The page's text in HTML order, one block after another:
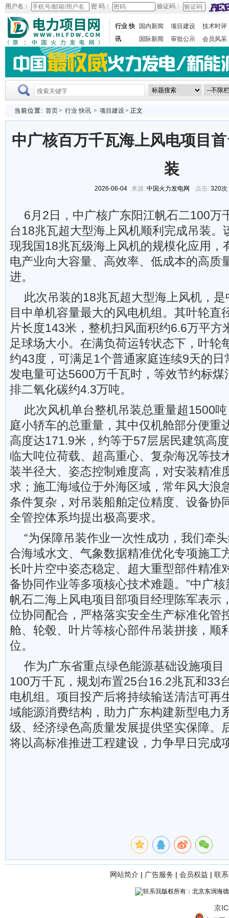
用户名： 密 码： 验证码：
行业 快
讯
国内新闻 项目建设
技术时评
国际新闻
审批公示 会员风采
当前位置: 首页> 行业 快讯 > 项目建设> 正文
中广核百万千瓦海上风电项目
装
2026-06-04 来源: 中国火力发电网 点击: 320次
6月2日，中广核广东阳江帆石二100万
台18兆瓦超大型海上风机顺利完成吊装。
现我国18兆瓦级海上风机的规模化应用，
电产业向大容量、高效率、低成本的高质
进。
此次吊装的18兆瓦超大型海上风机，
目中单机容量最大的风电机组。其叶轮直
片长度143米，整机扫风面积约6.6万平方
足球场大小。在满负荷运转状态下，叶轮
约43度，可满足1个普通家庭连续9天的
发电量可达5600万千瓦时，等效节约标
排二氧化碳约4.3万吨。
此次风机单台整机吊装总重量超1500
庭小轿车的总重量，其中仅机舱部分便重
高度达171.9米，约等于57层居民建筑高
临大吨位荷载、超高重心、复杂海况等技
装半径大、姿态控制难度高，对安装精准
求；施工海域位于外海区域，常年风大浪
条件复杂，对吊装船舶定位精度、设备协
全管控体系均提出极高要求。
“为保障吊装作业一次性成功，我们牵
合海域水文、气象数据精准优化专项施工
长叶片空中姿态稳定、超大重型部件精准
备协同作业等多项核心技术难题。”中广
帆石二海上风电项目部项目经理陈军表示
位协同配合，严格落实安全生产标准化管
舱、轮毂、叶片等核心部件吊装拼接，顺
位。
作为广东省重点绿色能源基础设施项目
100万千瓦，规划布置25台16.2兆瓦和33
电机组。项目投产后将持续输送清洁可再
域能源消费结构，助力广东构建新型电力
级、经济绿色高质量发展提供坚实保障。
将以高标准推进工程建设，力争早日完成
网站简介 | 广告服务 | 会员权益 | 联
版权所有：北京东润海
京